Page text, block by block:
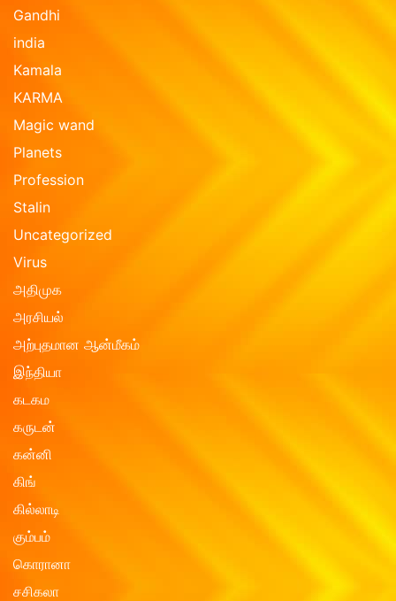
Gandhi
india
Kamala
KARMA
Magic wand
Planets
Profession
Stalin
Uncategorized
Virus
அதிமுக
அரசியல்
அற்புதமான ஆன்மீகம்
இந்தியா
கடகம
கருடன்
கன்னி
கிங்
கில்லாடி
கும்பம்
கொரானா
சசிகலா